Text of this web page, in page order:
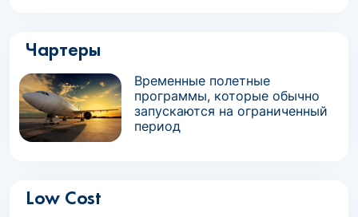
Чартеры
Временные полетные
программы, которые обычно
запускаются на ограниченный
период
Low Cost